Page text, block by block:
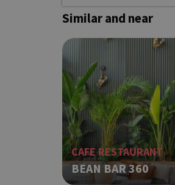
Similar and near
CAFE RESTAURANT
BEAN BAR 360